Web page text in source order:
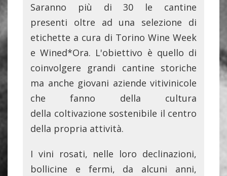
Saranno più di 30 le cantine
presenti oltre ad una selezione di
etichette a cura di Torino Wine Week
e Wined*Ora. L'obiettivo è quello di
coinvolgere grandi cantine storiche
ma anche giovani aziende vitivinicole
che fanno della cultura
della coltivazione sostenibile il centro
della propria attività.
I vini rosati, nelle loro declinazioni,
bollicine e fermi, da alcuni anni,